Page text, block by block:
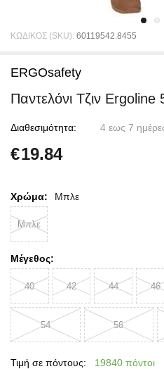
ΚΩΔΙΚΟΣ (SKU): 60119542.8455
ERGOsafety
Παντελόνι Τζιν
Διαθεσιμότητα: 4 εως 7
€19.84
Χρώμα: Μπλε
Μπλε
Μέγεθος:
40 42 44 46
54 56
Τιμή σε πόντους:
19840 πόντοι